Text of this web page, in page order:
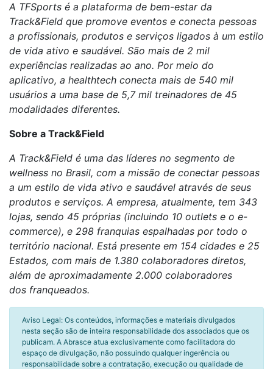
A TFSports é a plataforma de bem-estar da
Track&Field que promove eventos e conecta pessoas
a profissionais, produtos e serviços ligados à um estilo
de vida ativo e saudável. São mais de 2 mil
experiências realizadas ao ano. Por meio do
aplicativo, a healthtech conecta mais de 540 mil
usuários a uma base de 5,7 mil treinadores de 45
modalidades diferentes.
Sobre a Track&Field
A Track&Field é uma das líderes no segmento de
wellness no Brasil, com a missão de conectar pessoas
a um estilo de vida ativo e saudável através de seus
produtos e serviços. A empresa, atualmente, tem 343
lojas, sendo 45 próprias (incluindo 10 outlets e o e-
commerce), e 298 franquias espalhadas por todo o
território nacional. Está presente em 154 cidades e 25
Estados, com mais de 1.380 colaboradores diretos,
além de aproximadamente 2.000 colaboradores
dos franqueados.
Aviso Legal: Os conteúdos, informações e materiais divulgados
nesta seção são de inteira responsabilidade dos associados que os
publicam. A Abrasce atua exclusivamente como facilitadora do
espaço de divulgação, não possuindo qualquer ingerência ou
responsabilidade sobre a contratação, execução ou qualidade de